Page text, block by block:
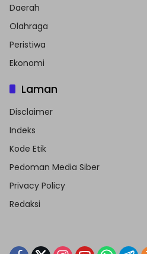
Daerah
Olahraga
Peristiwa
Ekonomi
Laman
Disclaimer
Indeks
Kode Etik
Pedoman Media Siber
Privacy Policy
Redaksi